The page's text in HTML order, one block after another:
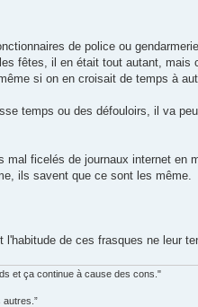
de police ou
fêtes, il en était tout autant, mais
si on en croisait de temps à
temps ou des défouloirs, il va
ficelés de journaux internet en
ils savent que ce sont les même.
de ces frasques ne leur
et ça continue à cause des cons."
autres.”